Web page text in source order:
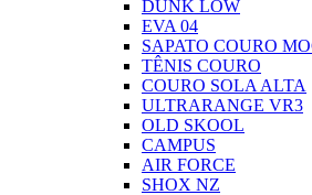
DUNK LOW
EVA 04
SAPATO COURO
TÊNIS COURO
COURO SOLA ALTA
ULTRARANGE VR3
OLD SKOOL
CAMPUS
AIR FORCE
SHOX NZ